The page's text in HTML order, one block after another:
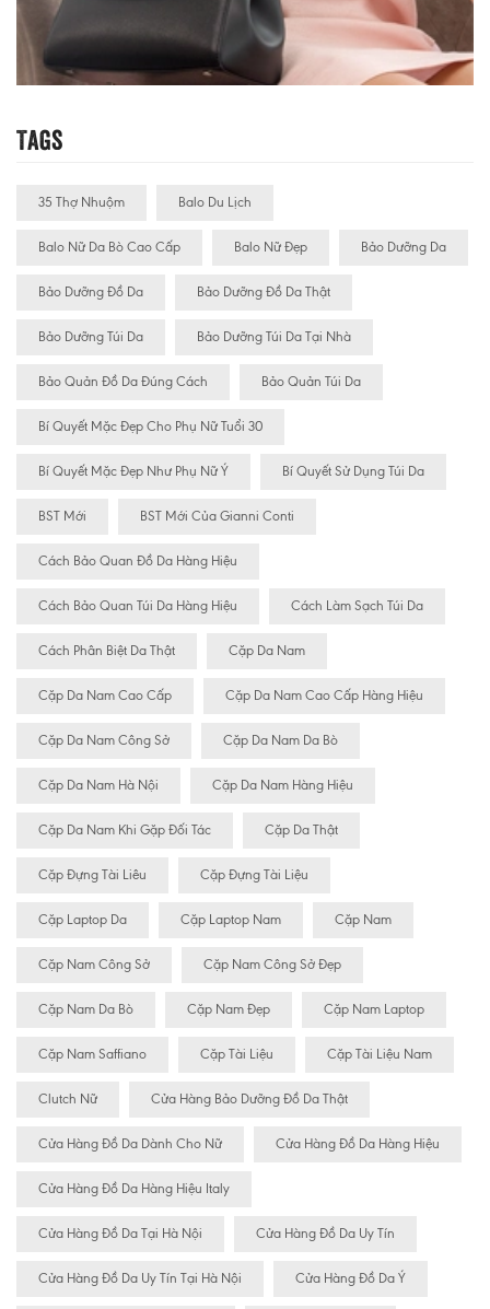
Tags
35 Thợ Nhuộm Balo Du Lịch
Balo Nữ Da Bò Cao Cấp Balo Nữ Đẹp Bảo Dưỡng Da
Bảo Dưỡng Đồ Da Bảo Dưỡng Đồ Da Thật
Bảo Dưỡng Túi Da Bảo Dưỡng Túi Da Tại Nhà
Bảo Quản Đồ Da Đúng Cách Bảo Quản Túi Da
Bí Quyết Mặc Đẹp Cho Phụ Nữ Tuổi 30
Bí Quyết Mặc Đẹp Như Phụ Nữ Ý Bí Quyết Sử Dụng Túi Da
BST Mới BST Mới Của Gianni Conti
Cách Bảo Quan Đồ Da Hàng Hiệu
Cách Bảo Quan Túi Da Hàng Hiệu Cách Làm Sạch Túi Da
Cách Phân Biệt Da Thật Cặp Da Nam
Cặp Da Nam Cao Cấp Cặp Da Nam Cao Cấp Hàng Hiệu
Cặp Da Nam Công Sở Cặp Da Nam Da Bò
Cặp Da Nam Hà Nội Cặp Da Nam Hàng Hiệu
Cặp Da Nam Khi Gặp Đối Tác Cặp Da Thật
Cặp Đựng Tài Liêu Cặp Đựng Tài Liệu
Cặp Laptop Da Cặp Laptop Nam Cặp Nam
Cặp Nam Công Sở Cặp Nam Công Sở Đẹp
Cặp Nam Da Bò Cặp Nam Đẹp Cặp Nam Laptop
Cặp Nam Saffiano Cặp Tài Liệu Cặp Tài Liệu Nam
Clutch Nữ Cửa Hàng Bảo Dưỡng Đồ Da Thật
Cửa Hàng Đồ Da Dành Cho Nữ Cửa Hàng Đồ Da Hàng Hiệu
Cửa Hàng Đồ Da Hàng Hiệu Italy
Cửa Hàng Đồ Da Tại Hà Nội Cửa Hàng Đồ Da Uy Tín
Cửa Hàng Đồ Da Uy Tín Tại Hà Nội Cửa Hàng Đồ Da Ý